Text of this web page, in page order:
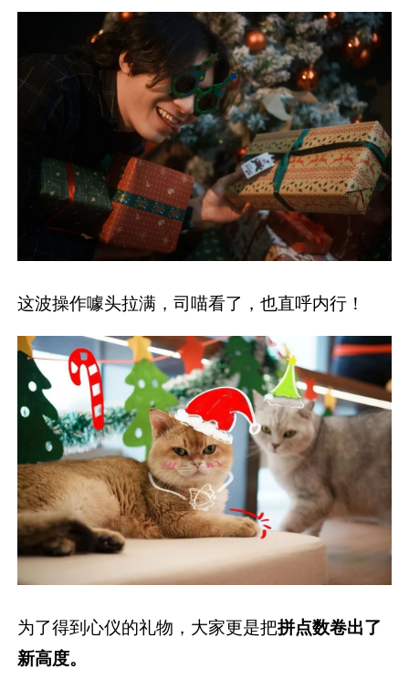
这波操作噱头拉满，司喵看了，也直呼内行！
为了得到心仪的礼物，大家更是把拼点数卷出了
新高度。